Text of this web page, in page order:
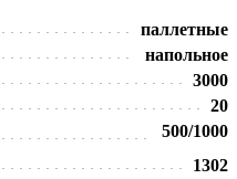
паллетные
напольное
3000
20
500/1000
1302